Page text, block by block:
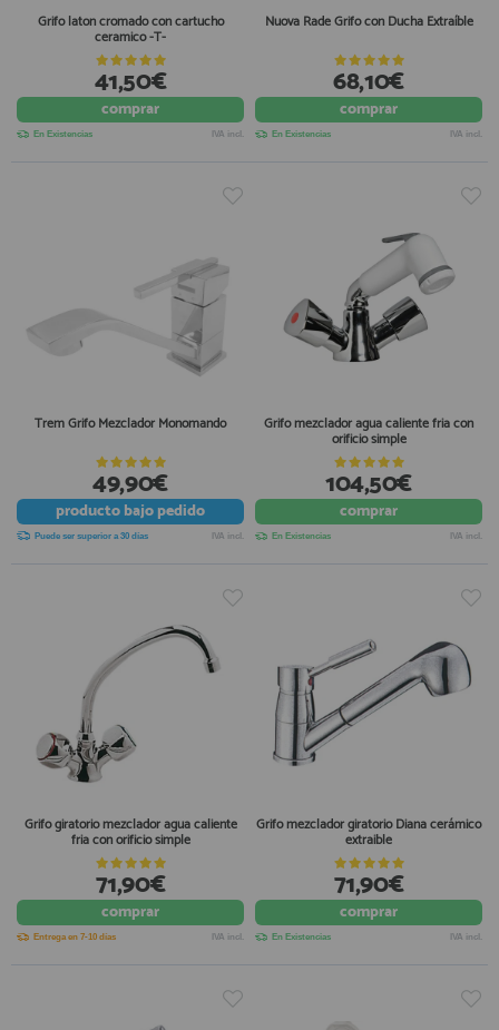
Grifo laton cromado con cartucho
ceramico -T-
41,50€
comprar
En Existencias IVA incl.
Nuova Rade Grifo con Ducha Extraíble
68,10€
comprar
En Existencias IVA incl.
Trem Grifo Mezclador Monomando
49,90€
productobajo pedido
Puede ser superior a 30 días IVA incl.
Grifo mezclador agua caliente fria con
orificio simple
104,50€
comprar
En Existencias IVA incl.
Grifo giratorio mezclador agua caliente
fria con orificio simple
71,90€
comprar
Entrega en 7-10 días IVA incl.
Grifo mezclador giratorio Diana cerámico
extraible
71,90€
comprar
En Existencias IVA incl.